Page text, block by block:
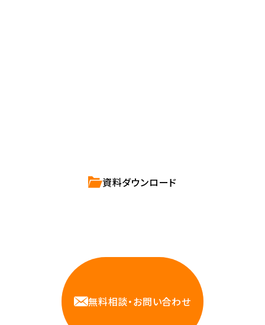
資料ダウンロード
無料相談・お問い合わせ